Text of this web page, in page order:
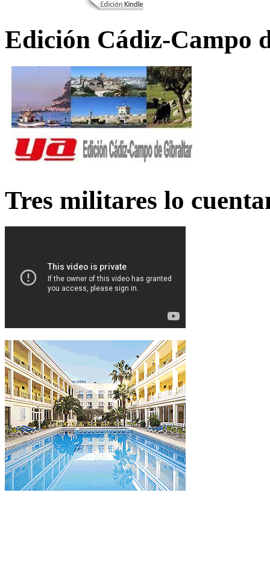
Edición Cádiz-Campo
Tres militares lo